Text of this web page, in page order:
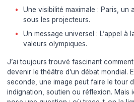
Une visibilité maximale : Paris, un
sous les projecteurs.
Un message universel : L’appel à
valeurs olympiques.
J’ai toujours trouvé fascinant
devenir le théâtre d’un débat mondial.
seconde, une image peut faire le tour
indignation, soutien ou réflexion. Mais